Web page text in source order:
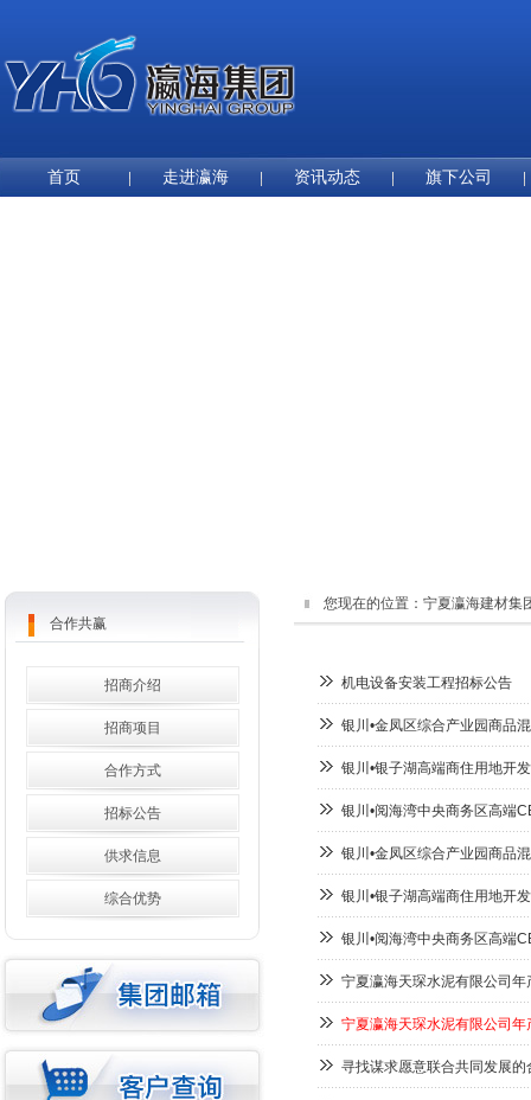
首页 走进瀛海 资讯动态 旗下公司
您现在的位置： 宁夏瀛海建材集
机电设备安装工程招标公告
银川•金凤区综合产业园商品
银川•银子湖高端商住用地开
银川•阅海湾中央商务区高端
银川•金凤区综合产业园商品
银川•银子湖高端商住用地开
银川•阅海湾中央商务区高端
宁夏瀛海天琛水泥有限公司
宁夏瀛海天琛水泥有限公司
寻找谋求愿意联合共同发展的
合作共赢
招商介绍
招商项目
合作方式
招标公告
供求信息
综合优势